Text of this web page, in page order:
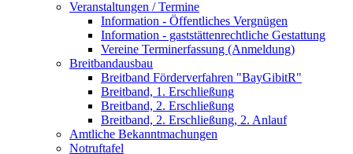
Veranstaltungen / Termine
Information - Öffentliches Vergnügen
Information - gaststättenrechtliche Gestattung
Vereine Terminerfassung (Anmeldung)
Breitbandausbau
Breitband Förderverfahren "BayGibitR"
Breitband, 1. Erschließung
Breitband, 2. Erschließung
Breitband, 2. Erschließung, 2. Anlauf
Amtliche Bekanntmachungen
Notruftafel